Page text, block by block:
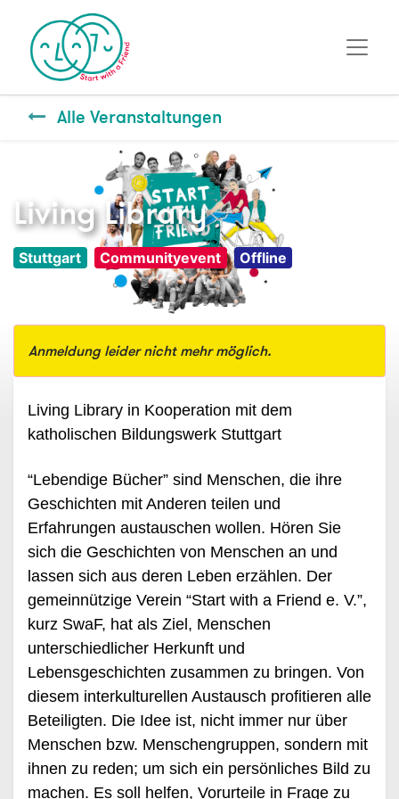
Alle Veranstaltungen
Living Library
Stuttgart Communityevent Offline
Anmeldung leider nicht mehr möglich.
Living Library in Kooperation mit dem
katholischen Bildungswerk Stuttgart
“Lebendige Bücher” sind Menschen, die ihre
Geschichten mit Anderen teilen und
Erfahrungen austauschen wollen. Hören Sie
sich die Geschichten von Menschen an und
lassen sich aus deren Leben erzählen. Der
gemeinnützige Verein “Start with a Friend e. V.”,
kurz SwaF, hat als Ziel, Menschen
unterschiedlicher Herkunft und
Lebensgeschichten zusammen zu bringen. Von
diesem interkulturellen Austausch profitieren alle
Beteiligten. Die Idee ist, nicht immer nur über
Menschen bzw. Menschengruppen, sondern mit
ihnen zu reden; um sich ein persönliches Bild zu
machen. Es soll helfen, Vorurteile in Frage zu